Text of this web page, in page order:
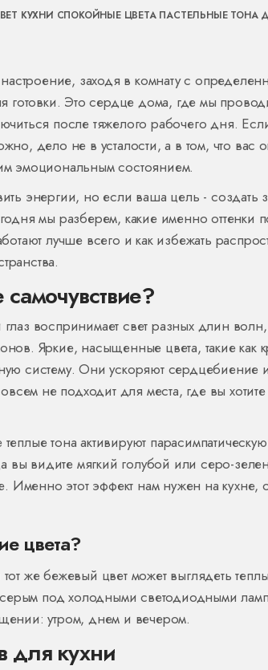
КУХНИ СПОКОЙНЫЕ ЦВЕТА ПАСТЕЛЬНЫЕ ТОНА
заходя в комнату с
готовки. Это сердце дома, где мы
после тяжелого рабочего дня.
дело не в усталости, а в том, что вас
эмоциональным состоянием.
энергии, но если ваша цель - создать
мы разберем, какие именно оттенки
лучше всего и как избежать
воспринимает свет разных длин волн,
Яркие, насыщенные цвета, такие как
систему. Они ускоряют
не подходит для места, где вы
тона активируют
вы видите мягкий голубой или серо-
Именно этот эффект нам нужен на
цвета?
же бежевый цвет может выглядеть
серым под холодными светодиодными
утром, днем и вечером.
для кухни